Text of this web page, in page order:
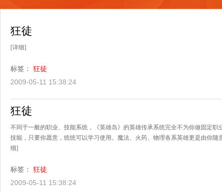
狂徒
[详细]
标签： 狂徒
2009-05-11 15:38:24
狂徒
不同于一般的职业、技能系统，《英雄岛》的英雄传承系统完全不为你做固定
技能，只要你愿意，统统可以学习使用。魔法、火药、物理各系英雄更是由你随
细]
标签： 狂徒
2009-05-11 15:38:24